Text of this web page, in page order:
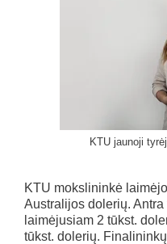
KTU jaunoji
KTU mokslininkė
Australijos dolerių.
laimėjusiam 2 tūkst.
tūkst. dolerių.